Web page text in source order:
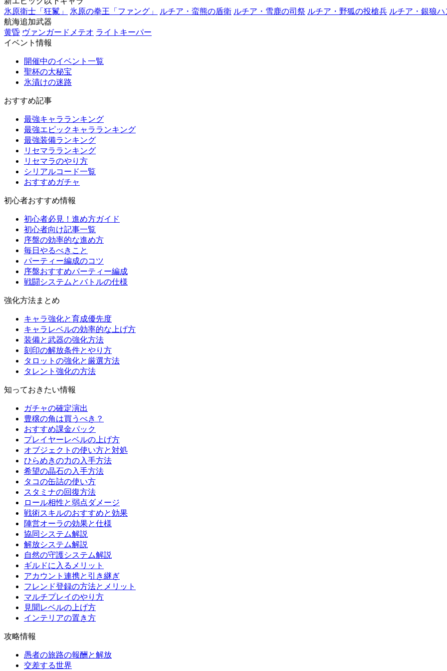
氷原衛士「狂鬣」
氷原の拳王「ファング」 ルチア・蛮熊の盾衛 ルチア・雪鹿の司祭 ルチア・野狐の投槍兵 ルチア・銀狼
航海追加武器
黄昏 ヴァンガードメテオ ライトキーパー
イベント情報
開催中のイベント一覧
聖杯の大秘宝
氷漬けの迷路
おすすめ記事
最強キャラランキング
最強エピックキャラランキング
最強装備ランキング
リセマラランキング
リセマラのやり方
シリアルコード一覧
おすすめガチャ
初心者おすすめ情報
初心者必見！進め方ガイド
初心者向け記事一覧
序盤の効率的な進め方
毎日やるべきこと
パーティー編成のコツ
序盤おすすめパーティー編成
戦闘システムとバトルの仕様
強化方法まとめ
キャラ強化と育成優先度
キャラレベルの効率的な上げ方
装備と武器の強化方法
刻印の解放条件とやり方
タロットの強化と厳選方法
タレント強化の方法
知っておきたい情報
ガチャの確定演出
豊穣の角は買うべき？
おすすめ課金パック
プレイヤーレベルの上げ方
オブジェクトの使い方と対処
ひらめきの力の入手方法
希望の晶石の入手方法
タコの缶詰の使い方
スタミナの回復方法
ロール相性と弱点ダメージ
戦術スキルのおすすめと効果
陣営オーラの効果と仕様
協同システム解説
解放システム解説
自然の守護システム解説
ギルドに入るメリット
アカウント連携と引き継ぎ
フレンド登録の方法とメリット
マルチプレイのやり方
見聞レベルの上げ方
インテリアの置き方
攻略情報
愚者の旅路の報酬と解放
交差する世界